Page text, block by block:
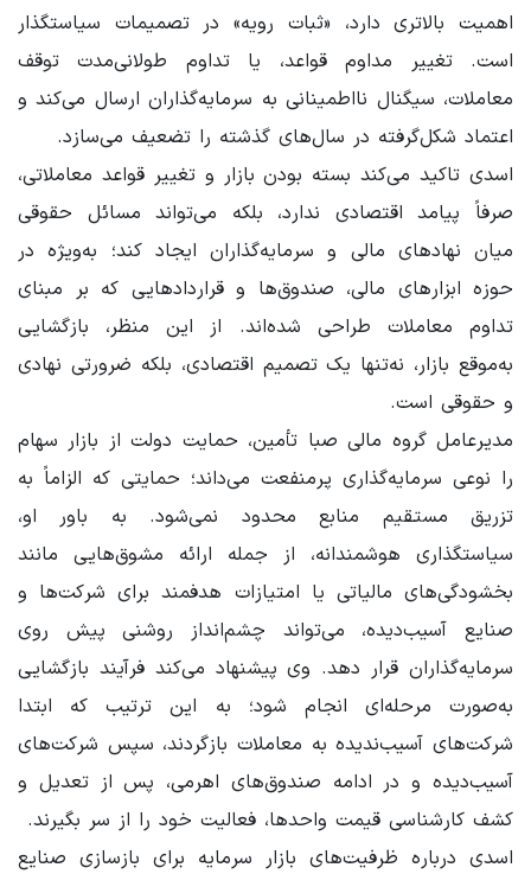
اهمیت بالاتری دارد، «ثبات رویه» در تصمیمات سیاستگذار
است. تغییر مداوم قواعد، یا تداوم طولانی‌مدت توقف
معاملات، سیگنال نااطمینانی به سرمایه‌گذاران ارسال می‌کند و
اعتماد شکل‌گرفته در سال‌های گذشته را تضعیف می‌سازد.
اسدی تاکید می‌کند بسته بودن بازار و تغییر قواعد معاملاتی،
صرفاً پیامد اقتصادی ندارد، بلکه می‌تواند مسائل حقوقی
میان نهادهای مالی و سرمایه‌گذاران ایجاد کند؛ به‌ویژه در
حوزه ابزارهای مالی، صندوق‌ها و قراردادهایی که بر مبنای
تداوم معاملات طراحی شده‌اند. از این منظر، بازگشایی
به‌موقع بازار، نه‌تنها یک تصمیم اقتصادی، بلکه ضرورتی نهادی
و حقوقی است.
مدیرعامل گروه مالی صبا تأمین، حمایت دولت از بازار سهام
را نوعی سرمایه‌گذاری پرمنفعت می‌داند؛ حمایتی که الزاماً به
تزریق مستقیم منابع محدود نمی‌شود. به باور او،
سیاستگذاری هوشمندانه، از جمله ارائه مشوق‌هایی مانند
بخشودگی‌های مالیاتی یا امتیازات هدفمند برای شرکت‌ها و
صنایع آسیب‌دیده، می‌تواند چشم‌انداز روشنی پیش روی
سرمایه‌گذاران قرار دهد. وی پیشنهاد می‌کند فرآیند بازگشایی
به‌صورت مرحله‌ای انجام شود؛ به این ترتیب که ابتدا
شرکت‌های آسیب‌ندیده به معاملات بازگردند، سپس شرکت‌های
آسیب‌دیده و در ادامه صندوق‌های اهرمی، پس از تعدیل و
کشف کارشناسی قیمت واحدها، فعالیت خود را از سر بگیرند.
اسدی درباره ظرفیت‌های بازار سرمایه برای بازسازی صنایع